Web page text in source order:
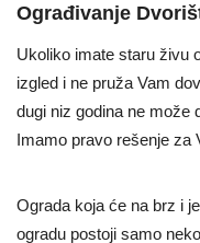
Ograđivanje
Ukoliko imate staru živu
izgled i ne pruža Vam
dugi niz godina ne može
Imamo pravo rešenje za
Ograda koja će na brz i
ogradu postoji samo